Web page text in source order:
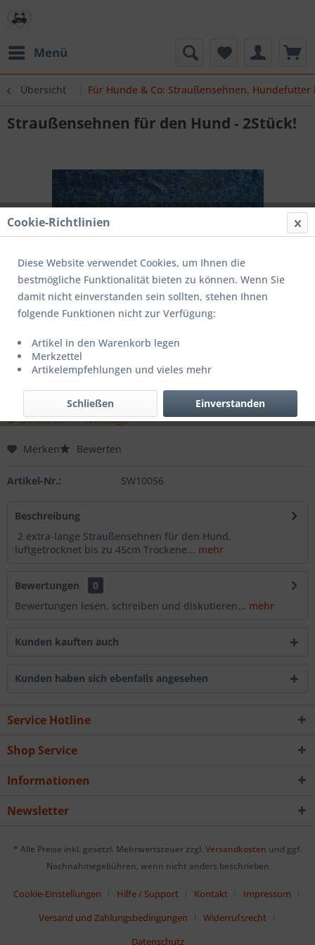
Menü
Übersicht Für Hunde & Co: Straußensehnen, Hundefutter
Straußensehnen für den Hund - 2Stück!
Dieser Artikel steht derzeit nicht zur Verfügung!
6,00 € *
Inhalt:2 Stück (3,00 € * / 1 Stück)
zzgl. Versandkosten
Lieferzeit 1-7 Werktage
Merken Bewerten
Artikel-Nr.: SW10056
Beschreibung
2 extra-lange Straußensehnen für den Hund,
luftgetrocknet bis zu 45cm Trockene... mehr
Bewertungen
0
Bewertungen lesen, schreiben und diskutieren... mehr
Kunden kauften auch
Kunden haben sich ebenfalls angesehen
Service Hotline
Shop Service
Informationen
Newsletter
* Alle Preise inkl. gesetzl. Mehrwertsteuer zzgl. Versandkosten und ggf.
Nachnahmegebühren, wenn nicht anders beschrieben
Cookie-Einstellungen Hilfe / Support Kontakt
Impressum
Versand und Zahlungsbedingungen
Widerrufsrecht
Datenschutz
Cookie-Richtlinien
Diese Website verwendet Cookies, um Ihnen die
bestmögliche Funktionalität bieten zu können. Wenn Sie
damit nicht einverstanden sein sollten, stehen Ihnen
folgende Funktionen nicht zur Verfügung:
Artikel in den Warenkorb legen
Merkzettel
Artikelempfehlungen und vieles mehr
Einverstanden
Schließen